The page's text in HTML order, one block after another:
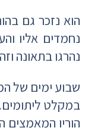
הוא נזכר גם
נחמדים אליו
נהרגו בתאונה
שבוע ימים של
במקלט
הוריו המאמצים